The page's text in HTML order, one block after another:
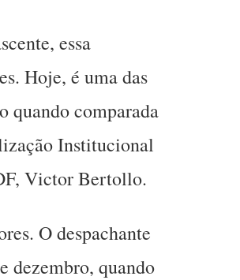
essa
Hoje, é uma das
quando comparada
Institucional
Victor Bertollo.
O despachante
dezembro, quando